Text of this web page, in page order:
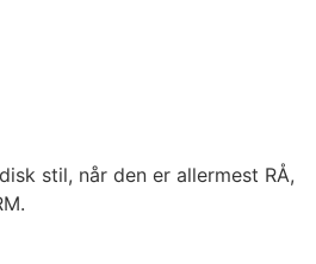
stil, når den er allermest RÅ,